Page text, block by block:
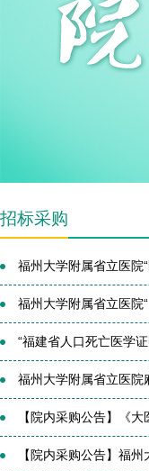
招标采购
福州大学附属省立医院
福州大学附属省立医院
“福建省人口死亡医学
福州大学附属省立医院
【院内采购公告】《
【院内采购公告】福